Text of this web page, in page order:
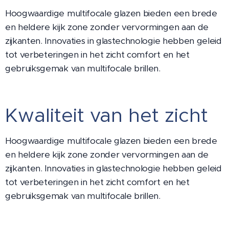
Hoogwaardige multifocale glazen bieden een brede
en heldere kijk zone zonder vervormingen aan de
zijkanten. Innovaties in glastechnologie hebben geleid
tot verbeteringen in het zicht comfort en het
gebruiksgemak van multifocale brillen.
Kwaliteit van het zicht
Hoogwaardige multifocale glazen bieden een brede
en heldere kijk zone zonder vervormingen aan de
zijkanten. Innovaties in glastechnologie hebben geleid
tot verbeteringen in het zicht comfort en het
gebruiksgemak van multifocale brillen.